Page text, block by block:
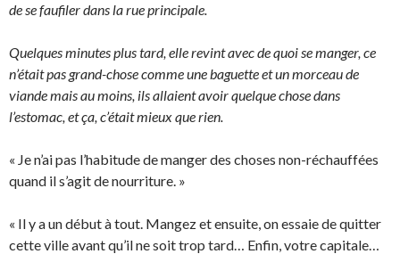
de se faufiler dans la rue principale.
Quelques minutes plus tard, elle revint avec de quoi se manger, ce
n’était pas grand-chose comme une baguette et un morceau de
viande mais au moins, ils allaient avoir quelque chose dans
l’estomac, et ça, c’était mieux que rien.
« Je n’ai pas l’habitude de manger des choses non-réchauffées
quand il s’agit de nourriture. »
« Il y a un début à tout. Mangez et ensuite, on essaie de quitter
cette ville avant qu’il ne soit trop tard… Enfin, votre capitale…